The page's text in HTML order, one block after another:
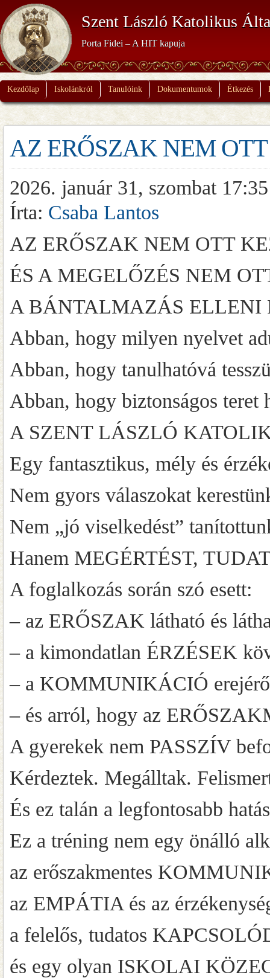
Szent László Katolikus
Porta Fidei – A HIT kapuja
Kezdőlap Iskolánkról Tanulóink Dokumentumok Étkezés
AZ ERŐSZAK NEM
2026. január 31, szombat 17:35
Írta: Csaba Lantos
AZ ERŐSZAK NEM OTT
ÉS A MEGELŐZÉS NEM
A BÁNTALMAZÁS ELLENI
Abban, hogy milyen nyelvet
Abban, hogy tanulhatóvá
Abban, hogy biztonságos teret
A SZENT LÁSZLÓ
Egy fantasztikus, mély és
Nem gyors válaszokat
Nem „jó viselkedést”
Hanem MEGÉRTÉST,
A foglalkozás során szó esett:
– az ERŐSZAK látható és
– a kimondatlan ÉRZÉSEK
– a KOMMUNIKÁCIÓ
– és arról, hogy az
A gyerekek nem PASSZÍV
Kérdeztek. Megálltak.
És ez talán a legfontosabb
Ez a tréning nem egy önálló
az erőszakmentes
az EMPÁTIA és az
a felelős, tudatos
és egy olyan ISKOLAI